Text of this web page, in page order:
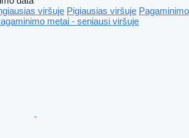
viršuje Pigiausias viršuje Pagaminimo
metai - seniausi viršuje